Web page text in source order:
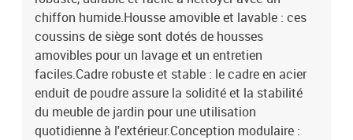
chiffon humide.Housse amovible et lavable : ces
coussins de siège sont dotés de housses
amovibles pour un lavage et un entretien
faciles.Cadre robuste et stable : le cadre en acier
enduit de poudre assure la solidité et la stabilité
du meuble de jardin pour une utilisation
quotidienne à l'extérieur.Conception modulaire :